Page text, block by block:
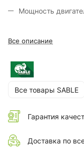
Мощность
Все описание
Все товары SABLE
Гарантия
Доставка по